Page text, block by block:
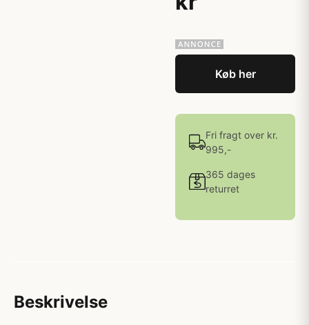
Køb her
Fri fragt over kr.
995,-
365 dages
returret
Beskrivelse